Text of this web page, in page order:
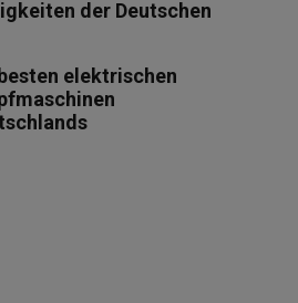
der Deutschen
elektrischen